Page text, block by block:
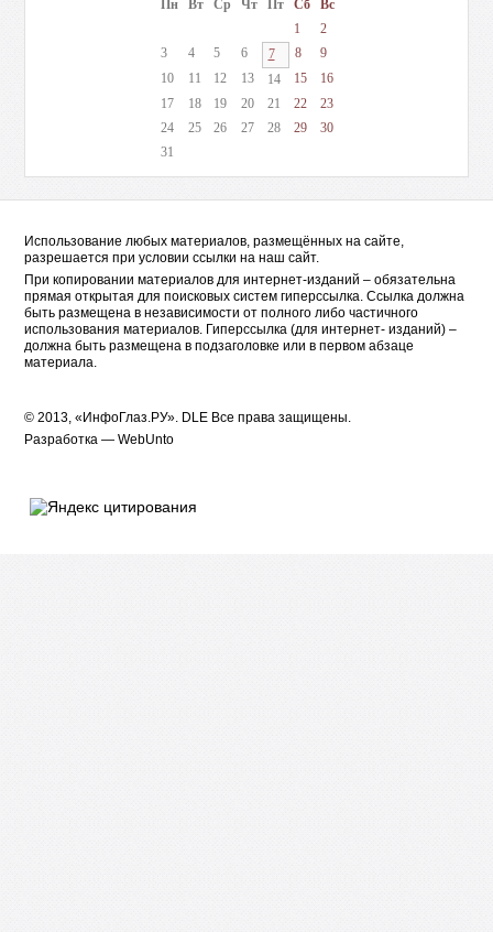
Пн Вт Ср Чт Пт Сб
Вс
1
2
3
4 5 6 7 8
9
10
11 12 13 14 15
16
17
18 19 20 21 22
23
24
25 26 27 28 29
30
31
Использование любых материалов, размещённых на сайте,
разрешается при условии ссылки на наш сайт.
При копировании материалов для интернет-изданий – обязательна
прямая открытая для поисковых систем гиперссылка. Ссылка должна
быть размещена в независимости от полного либо частичного
использования материалов. Гиперссылка (для интернет- изданий) –
должна быть размещена в подзаголовке или в первом абзаце
материала.
© 2013, «ИнфоГлаз.РУ». DLE Все права защищены.
Разработка —WebUnto